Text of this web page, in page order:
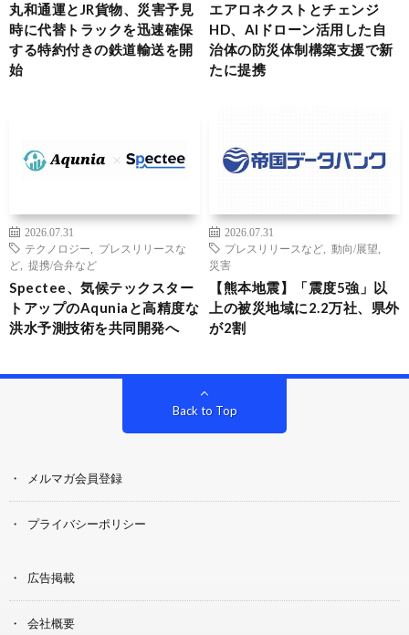
丸和通運とJR貨物、災害予見
時に代替トラックを迅速確保
する特約付きの鉄道輸送を開
始
エアロネクストとチェンジ
HD、AIドローン活用した自
治体の防災体制構築支援で新
たに提携
2026.07.31
テクノロジー
プレスリリースな
ど
提携/合弁など
Spectee、気候テックスター
トアップのAquniaと高精度な
洪水予測技術を共同開発へ
2026.07.31
プレスリリースなど
動向/展望
災害
【熊本地震】「震度5強」以
上の被災地域に2.2万社、県外
が2割
Back to Top
メルマガ会員登録
プライバシーポリシー
広告掲載
会社概要